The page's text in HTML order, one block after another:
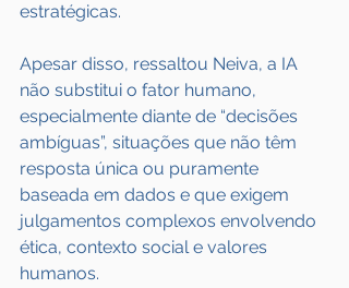
estratégicas.
Apesar disso, ressaltou Neiva, a IA
não substitui o fator humano,
especialmente diante de “decisões
ambíguas”, situações que não têm
resposta única ou puramente
baseada em dados e que exigem
julgamentos complexos envolvendo
ética, contexto social e valores
humanos.